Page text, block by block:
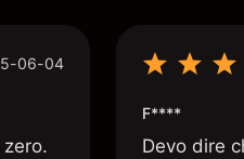
06-04
F****
Devo dire